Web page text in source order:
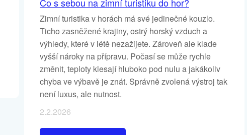
Zimní turistika v horách má své jedinečné kouzlo.
Ticho zasněžené krajiny, ostrý horský vzduch a
výhledy, které v létě nezažijete. Zároveň ale klade
vyšší nároky na přípravu. Počasí se může rychle
změnit, teploty klesají hluboko pod nulu a jakákoliv
chyba ve výbavě je znát. Správně zvolená výstroj tak
není luxus, ale nutnost.
2.2.2026